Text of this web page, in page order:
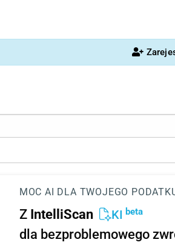
MOC AI DLA TWOJEGO
Z IntelliScan KI beta
dla bezproblemowego